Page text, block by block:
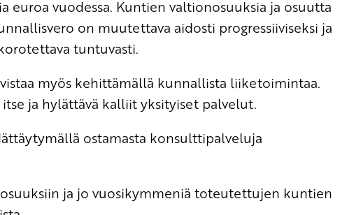
euroa vuodessa. Kuntien valtionosuuksia ja osuutta
on muutettava aidosti progressiiviseksi ja
tuntuvasti.
myös kehittämällä kunnallista liiketoimintaa.
ja hylättävä kalliit yksityiset palvelut.
ostamasta konsulttipalveluja
ja jo vuosikymmeniä toteutettujen kuntien